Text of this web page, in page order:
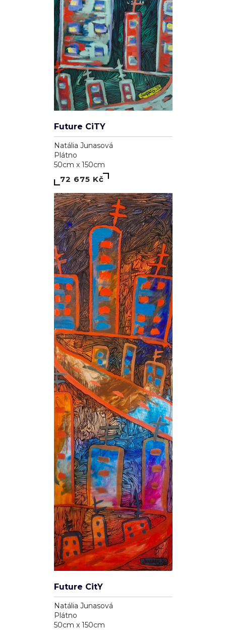
Future CiTY
Natália Junasová
Plátno
50cm x 150cm
72 675 Kč
Future CitY
Natália Junasová
Plátno
50cm x 150cm